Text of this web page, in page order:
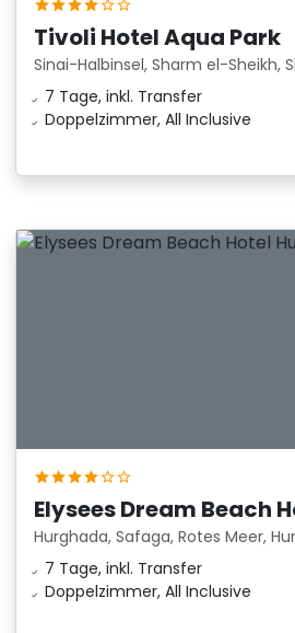
Tivoli Hotel Aqua Park
Sinai-Halbinsel, Sharm el-Sheikh,
7 Tage, inkl. Transfer
Doppelzimmer, All Inclusive
Elysees Dream Beach
Hurghada, Safaga, Rotes Meer,
7 Tage, inkl. Transfer
Doppelzimmer, All Inclusive